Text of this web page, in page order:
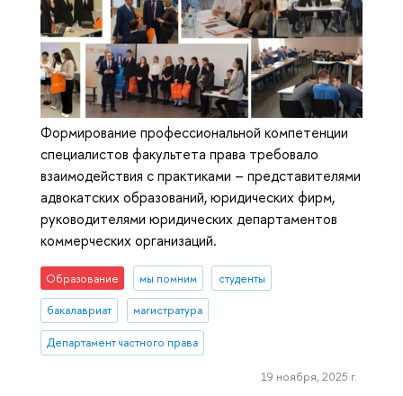
Формирование профессиональной компетенции
специалистов факультета права требовало
взаимодействия с практиками – представителями
адвокатских образований, юридических фирм,
руководителями юридических департаментов
коммерческих организаций.
Образование мы помним студенты
бакалавриат магистратура
Департамент частного права
19 ноября, 2025 г.